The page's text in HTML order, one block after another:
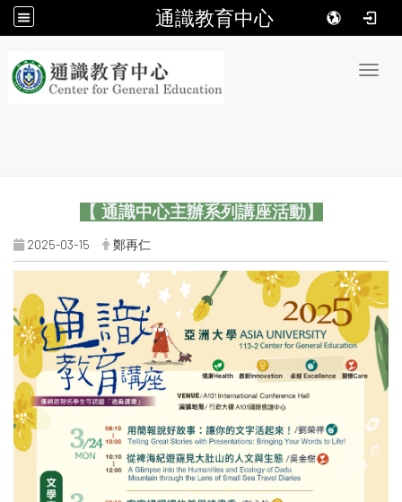
通識教育中心
【 通識中心主辦系列講座活動】
2025-03-15 鄭再仁